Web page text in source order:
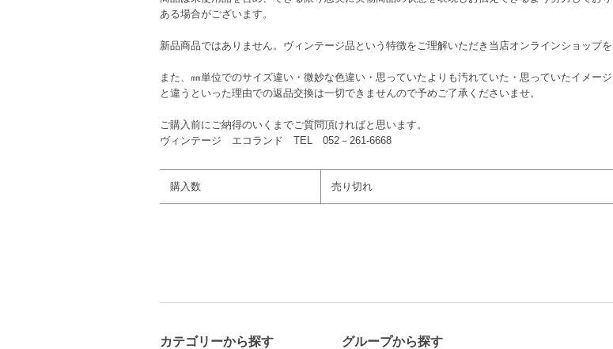
ある場合がございます。
新品商品ではありません。ヴィンテージ品という特徴をご理解いただき当店オンラインショップを
また、㎜単位でのサイズ違い・微妙な色違い・思っていたよりも汚れていた・思っていたイメージ
と違うといった理由での返品交換は一切できませんので予めご了承くださいませ。
ご購入前にご納得のいくまでご質問頂ければと思います。
ヴィンテージ エコランド TEL 052－261-6668
購入数 売り切れ
カテゴリーから探す グループから探す